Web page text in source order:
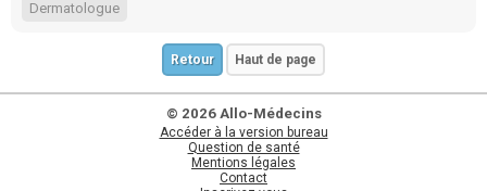
Dermatologue
Retour Haut de page
© 2026 Allo-Médecins
Accéder à la version bureau
Question de santé
Mentions légales
Contact